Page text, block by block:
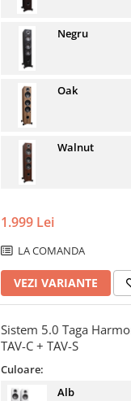
Negru
Oak
Walnut
1.999 Lei
LA COMANDA
VEZI VARIANTE
Sistem 5.0 Taga
TAV-C + TAV-S
Culoare:
Alb